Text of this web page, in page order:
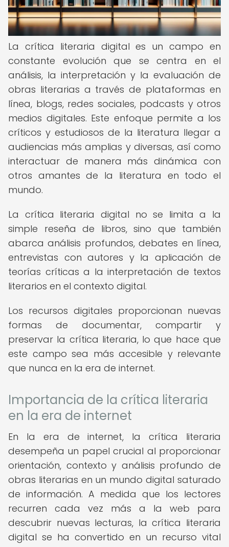
La crítica literaria digital es un campo en
constante evolución que se centra en el
análisis, la interpretación y la evaluación de
obras literarias a través de plataformas en
línea, blogs, redes sociales, podcasts y otros
medios digitales. Este enfoque permite a los
críticos y estudiosos de la literatura llegar a
audiencias más amplias y diversas, así como
interactuar de manera más dinámica con
otros amantes de la literatura en todo el
mundo.
La crítica literaria digital no se limita a la
simple reseña de libros, sino que también
abarca análisis profundos, debates en línea,
entrevistas con autores y la aplicación de
teorías críticas a la interpretación de textos
literarios en el contexto digital.
Los recursos digitales proporcionan nuevas
formas de documentar, compartir y
preservar la crítica literaria, lo que hace que
este campo sea más accesible y relevante
que nunca en la era de internet.
Importancia de la crítica literaria
en la era de internet
En la era de internet, la crítica literaria
desempeña un papel crucial al proporcionar
orientación, contexto y análisis profundo de
obras literarias en un mundo digital saturado
de información. A medida que los lectores
recurren cada vez más a la web para
descubrir nuevas lecturas, la crítica literaria
digital se ha convertido en un recurso vital